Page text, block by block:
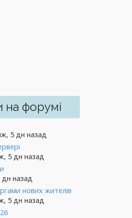
на форумі
5 дн назад
5 дн назад
назад
нових жителів
5 дн назад